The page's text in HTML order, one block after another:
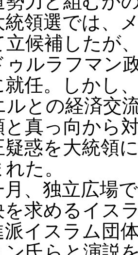
統領選では、
立候補したが
ルラフマン
就任。しかし
ルとの経済交
と真っ向から
惑を大統領
た。
、独立広場
を求めるイス
派イスラム団